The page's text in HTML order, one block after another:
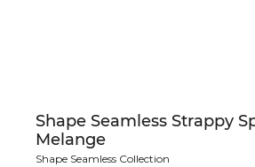
Shape Seamless Strappy
Melange
Shape Seamless Collection